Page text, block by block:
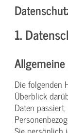
1.
Die folgenden
Überblick
Daten